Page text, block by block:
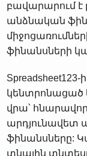
բավարարում է
անձնական
ֆինանսների
կենտրոնացած
վրա՝
արդյունավետ
ֆինանսները:
տնային